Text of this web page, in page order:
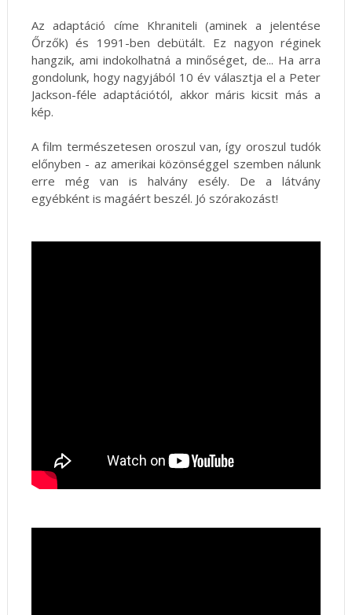
Az adaptáció címe Khraniteli (aminek a jelentése
Őrzők) és 1991-ben debütált. Ez nagyon réginek
hangzik, ami indokolhatná a minőséget, de... Ha arra
gondolunk, hogy nagyjából 10 év választja el a Peter
Jackson-féle adaptációtól, akkor máris kicsit más a
kép.
A film természetesen oroszul van, így oroszul tudók
előnyben - az amerikai közönséggel szemben nálunk
erre még van is halvány esély. De a látvány
egyébként is magáért beszél. Jó szórakozást!